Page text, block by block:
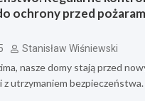
ochrony przed
Stanisław Wiśniewski
nasze domy stają przed
z utrzymaniem